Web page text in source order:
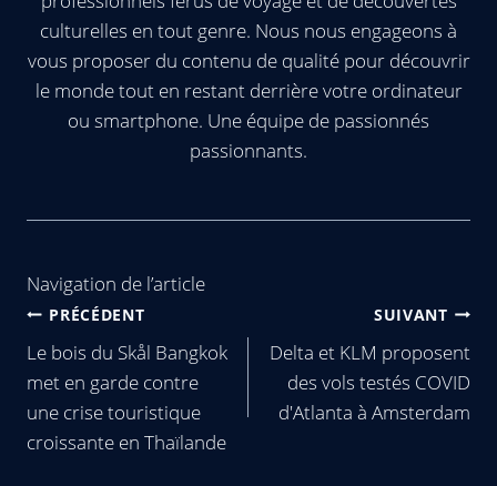
culturelles en tout genre. Nous nous engageons à
vous proposer du contenu de qualité pour découvrir
le monde tout en restant derrière votre ordinateur
ou smartphone. Une équipe de passionnés
passionnants.
Navigation de l’article
PRÉCÉDENT
Le bois du Skål Bangkok
met en garde contre
une crise touristique
croissante en Thaïlande
SUIVANT
Delta et KLM proposent
des vols testés COVID
d'Atlanta à Amsterdam